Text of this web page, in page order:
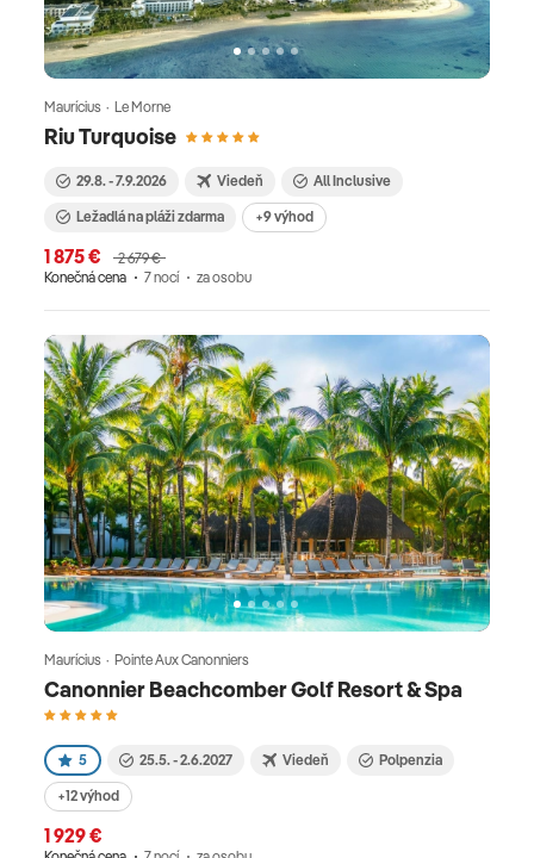
Riu Turquoise
Maurícius · Le Morne
29.8. - 7.9.2026 Viedeň
All Inclusive
Ležadlá na pláži zdarma
+9 výhod
1 875 €
2 679 €
Konečná cena
7 nocí za osobu
Canonnier Beachcomber Golf Resort & Spa
Maurícius · Pointe Aux Canonniers
5 25.5. - 2.6.2027 Viedeň Polpenzia
+12 výhod
1 929 €